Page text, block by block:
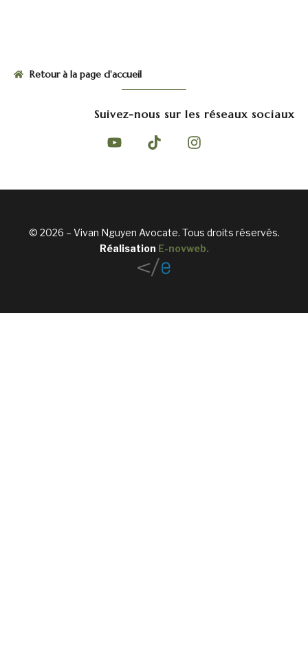
Retour à la page d'accueil
Suivez-nous sur les réseaux sociaux
© 2026 – Vivan Nguyen Avocate. Tous droits réservés.
Réalisation E-novweb.